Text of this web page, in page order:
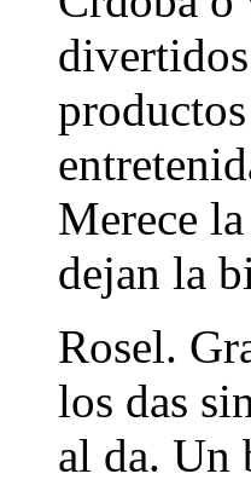
Merece
dejan la
Rosel.
los das
al da. Un